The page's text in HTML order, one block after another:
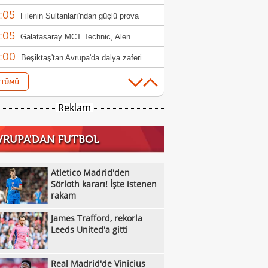
Filenin Sultanları'ndan güçlü prova
Galatasaray MCT Technic, Alen
kadrosuna kattı
Beşiktaş'tan Avrupa'da dalya zaferi
Beşiktaş Kadın Futbol Takımı, üç golle
Emirhan Topçu: "Topun oraya geleceğini
Beşiktaş'ta inanılmaz rakam: Alexander
Galatasaray'dan suç duyurusu
James Trafford, rekorla Leeds United'a
Kassoum Ouattara, 6 dakikada kırmızı
gördü!Aleksey Batrakov için Galatasaray
Reklam
FUTBOL
Atletico Madrid'den
Sörloth kararı! İşte istenen
rakam
James Trafford, rekorla
Leeds United'a gitti
Real Madrid'de Vinicius